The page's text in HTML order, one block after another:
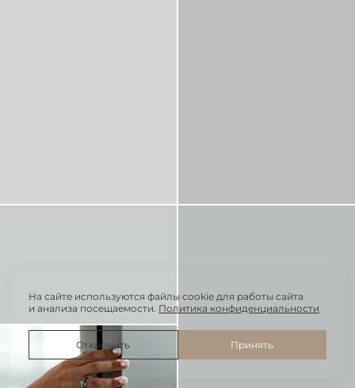
На сайте используются файлы cookie для работы сайта
и анализа посещаемости. Политика конфиденциальности
Отклонить Принять